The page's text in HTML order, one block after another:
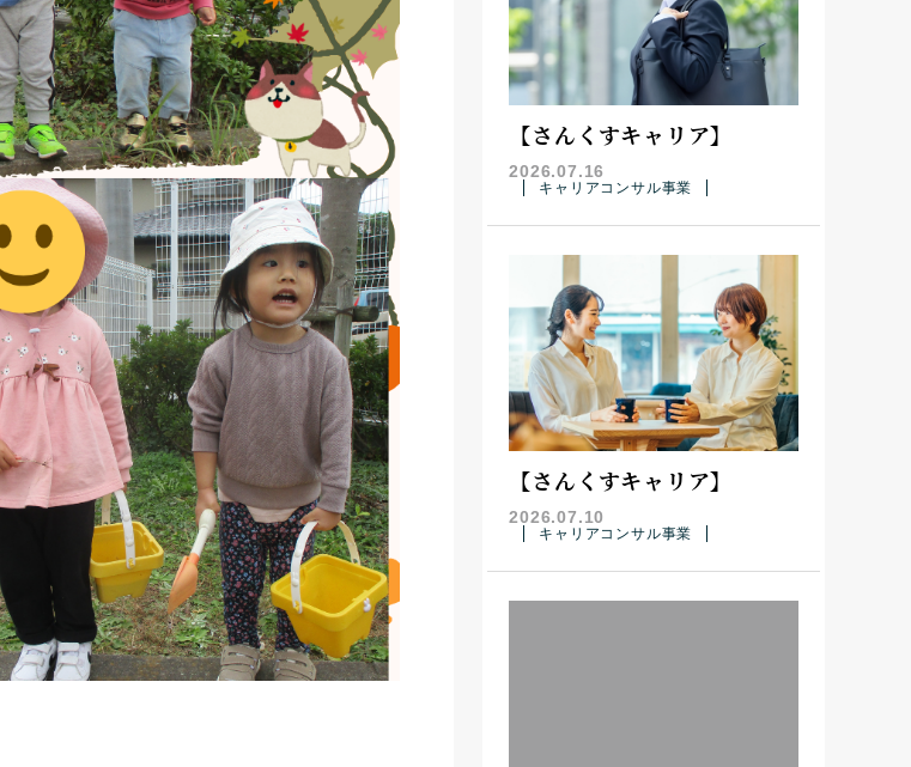
【さんくすキャリア】
2026.07.16
キャリアコンサル事業
【さんくすキャリア】
2026.07.10
キャリアコンサル事業